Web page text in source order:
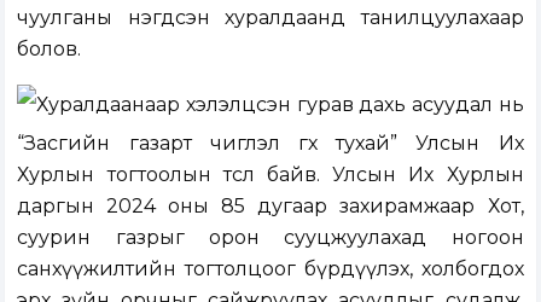
чуулганы нэгдсэн хуралдаанд танилцуулахаар
болов.
Хуралдаанаар хэлэлцсэн гурав дахь асуудал нь
“Засгийн газарт чиглэл өгөх тухай” Улсын Их
Хурлын тогтоолын төсөл байв. Улсын Их Хурлын
даргын 2024 оны 85 дугаар захирамжаар Хот,
суурин газрыг орон сууцжуулахад ногоон
санхүүжилтийн тогтолцоог бүрдүүлэх, холбогдох